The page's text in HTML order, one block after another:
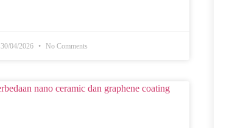
30/04/2026 No Comments